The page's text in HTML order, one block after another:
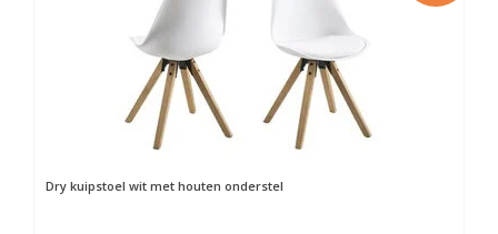
Dry kuipstoel wit met houten onderstel